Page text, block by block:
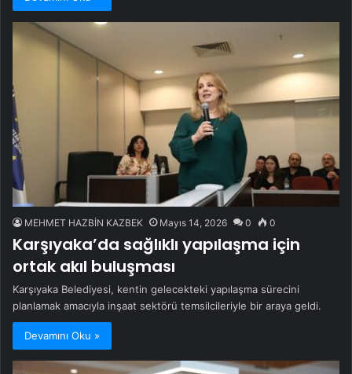
MEHMET HAZBİN KAZBEK Mayıs 14, 2026 0 0
Karşıyaka’da sağlıklı yapılaşma için
ortak akıl buluşması
Karşıyaka Belediyesi, kentin gelecekteki yapılaşma sürecini
planlamak amacıyla inşaat sektörü temsilcileriyle bir araya geldi.
Devamını Oku »